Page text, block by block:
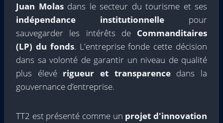
Juan Molasdans le secteur du tourisme et ses
indépendance institutionnelle pour
sauvegarder les intérêts de Commanditaires
(LP) du fonds. L'entreprise fonde cette décision
dans sa volonté de garantir un niveau de qualité
plus élevérigueur et transparencedans la
gouvernance d’entreprise.
TT2 est présenté comme un projet d'innovation